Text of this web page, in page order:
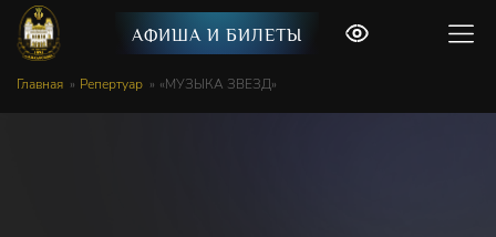
АФИША И БИЛЕТЫ
Главная Репертуар «МУЗЫКА ЗВЕЗД»